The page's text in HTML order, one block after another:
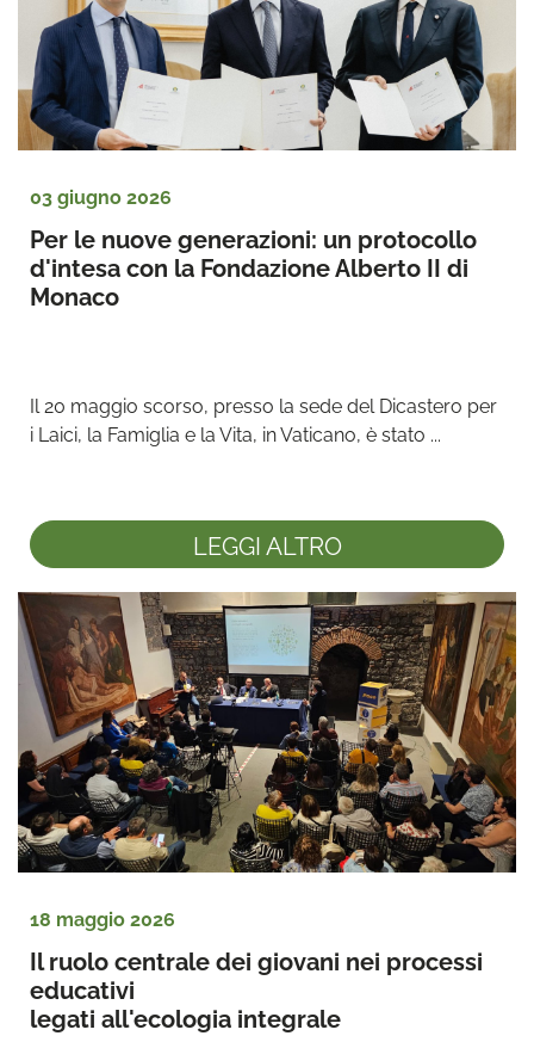
03 giugno 2026
Per le nuove generazioni: un protocollo
d'intesa con la Fondazione Alberto II di
Monaco
Il 20 maggio scorso, presso la sede del Dicastero per
i Laici, la Famiglia e la Vita, in Vaticano, è stato ...
LEGGI ALTRO
18 maggio 2026
Il ruolo centrale dei giovani nei processi
educativi
legati all'ecologia integrale